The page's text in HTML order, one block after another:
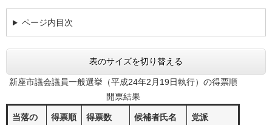
ページ内目次
表のサイズを切り替える
新座市議会議員一般選挙（平成24年2月19日執行）の得票順
開票結果
当落の
得票順
得票数 候補者氏名 党派